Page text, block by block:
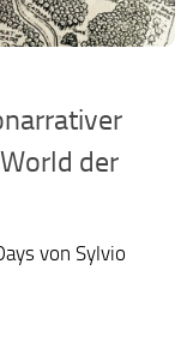
der
von Sylvio